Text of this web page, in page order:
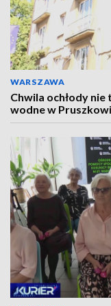
WARSZAWA
Chwila ochłody nie
wodne w